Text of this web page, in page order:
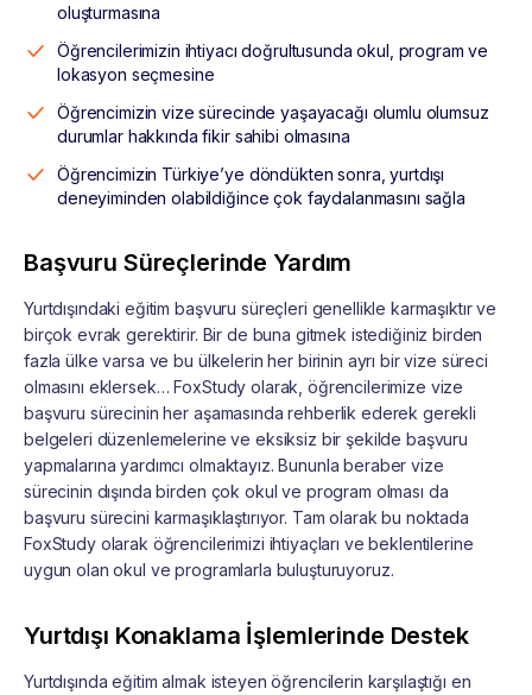
oluşturmasına
Öğrencilerimizin ihtiyacı doğrultusunda okul, program ve
lokasyon seçmesine
Öğrencimizin vize sürecinde yaşayacağı olumlu olumsuz
durumlar hakkında fikir sahibi olmasına
Öğrencimizin Türkiye’ye döndükten sonra, yurtdışı
deneyiminden olabildiğince çok faydalanmasını sağla
Başvuru Süreçlerinde Yardım
Yurtdışındaki eğitim başvuru süreçleri genellikle karmaşıktır ve
birçok evrak gerektirir. Bir de buna gitmek istediğiniz birden
fazla ülke varsa ve bu ülkelerin her birinin ayrı bir vize süreci
olmasını eklersek… FoxStudy olarak, öğrencilerimize vize
başvuru sürecinin her aşamasında rehberlik ederek gerekli
belgeleri düzenlemelerine ve eksiksiz bir şekilde başvuru
yapmalarına yardımcı olmaktayız. Bununla beraber vize
sürecinin dışında birden çok okul ve program olması da
başvuru sürecini karmaşıklaştırıyor. Tam olarak bu noktada
FoxStudy olarak öğrencilerimizi ihtiyaçları ve beklentilerine
uygun olan okul ve programlarla buluşturuyoruz.
Yurtdışı Konaklama İşlemlerinde Destek
Yurtdışında eğitim almak isteyen öğrencilerin karşılaştığı en